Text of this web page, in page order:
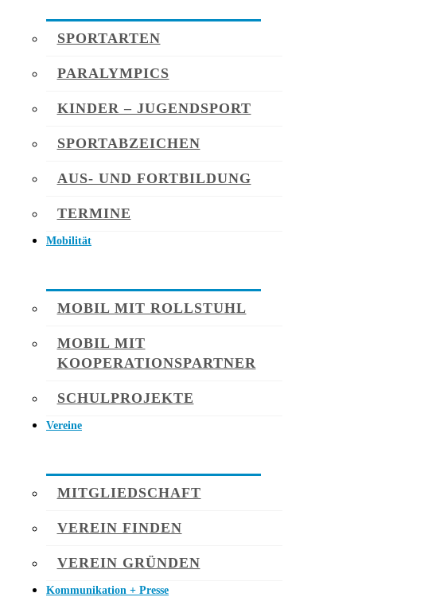
SPORTARTEN
PARALYMPICS
KINDER – JUGENDSPORT
SPORTABZEICHEN
AUS- UND FORTBILDUNG
TERMINE
Mobilität
MOBIL MIT ROLLSTUHL
MOBIL MIT
KOOPERATIONSPARTNER
SCHULPROJEKTE
Vereine
MITGLIEDSCHAFT
VEREIN FINDEN
VEREIN GRÜNDEN
Kommunikation + Presse